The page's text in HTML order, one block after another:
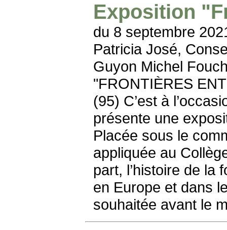
Exposition
du 8 septembre
Patricia José,
Guyon Michel
"FRONTIÈRES
(95) C’est à
présente une
Placée sous le
appliquée au
part, l’histoire de la
en Europe et dans
souhaitée avant le